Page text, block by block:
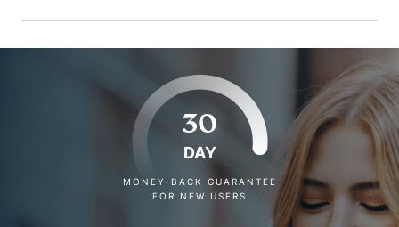
30
DAY
MONEY-BACK GUARANTEE
FOR NEW USERS